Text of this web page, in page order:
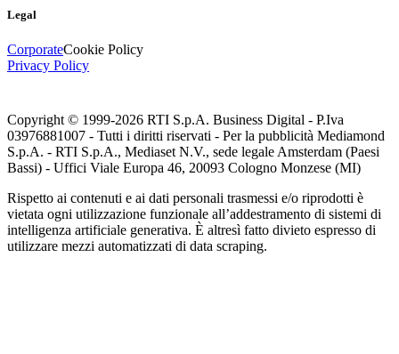
Legal
CorporateCookie Policy
Privacy Policy
Copyright © 1999-2026 RTI S.p.A. Business Digital - P.Iva
03976881007 - Tutti i diritti riservati - Per la pubblicità Mediamond
S.p.A. - RTI S.p.A., Mediaset N.V., sede legale Amsterdam (Paesi
Bassi) - Uffici Viale Europa 46, 20093 Cologno Monzese (MI)
Rispetto ai contenuti e ai dati personali trasmessi e/o riprodotti è
vietata ogni utilizzazione funzionale all’addestramento di sistemi di
intelligenza artificiale generativa. È altresì fatto divieto espresso di
utilizzare mezzi automatizzati di data scraping.